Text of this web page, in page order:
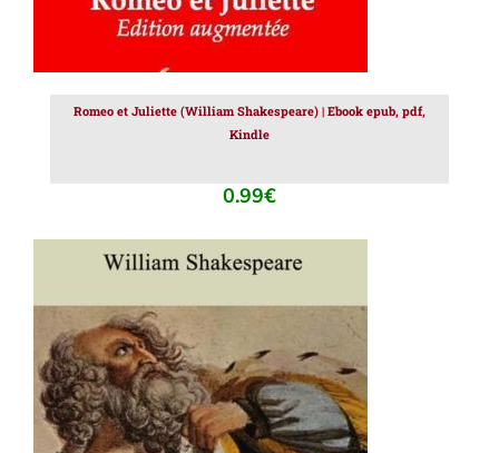
Romeo et Juliette (William Shakespeare) | Ebook epub, pdf,
Kindle
0.99€